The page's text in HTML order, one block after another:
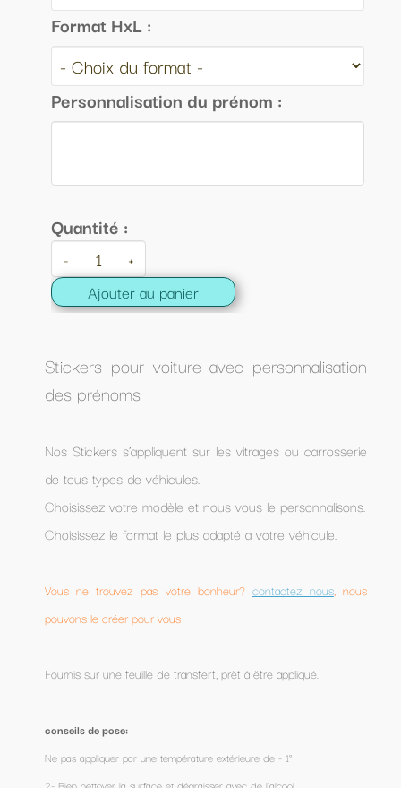
Format HxL :
Personnalisation du prénom :
Quantité :
- +
Ajouter au panier
Stickers pour voiture avec personnalisation
des prénoms
Nos Stickers s’appliquent sur les vitrages ou carrosserie
de tous types de véhicules.
Choisissez votre modèle et nous vous le personnalisons.
Choisissez le format le plus adapté a votre véhicule.
Vous ne trouvez pas votre bonheur? contactez nous, nous
pouvons le créer pour vous
Fournis sur une feuille de transfert, prêt à être appliqué.
conseils de pose:
Ne pas appliquer par une température extérieure de - 1°